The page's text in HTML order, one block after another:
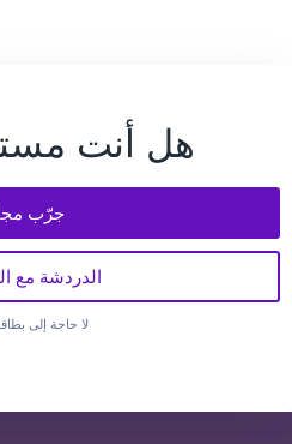
هل أنت
جرّب
الدردشة مع
لا حاجة إلى